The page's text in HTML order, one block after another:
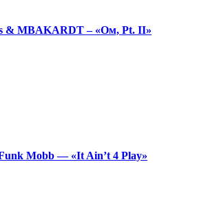
& MBAKARDT – «Ом, Pt. II»
Mobb — «It Ain’t 4 Play»